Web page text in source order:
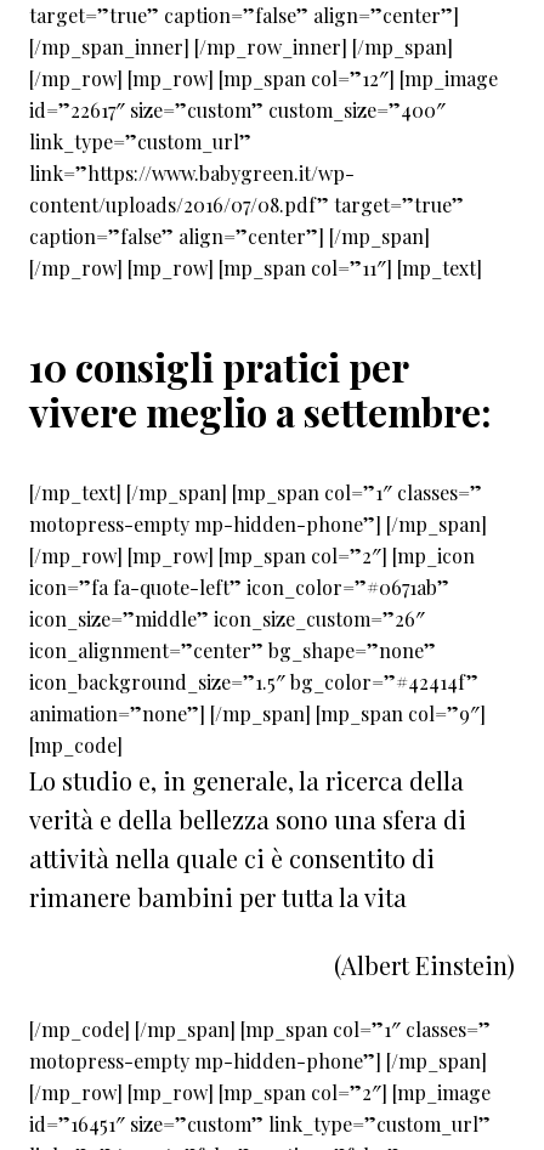
target=”true” caption=”false” align=”center”]
[/mp_span_inner] [/mp_row_inner] [/mp_span]
[/mp_row] [mp_row] [mp_span col=”12″] [mp_image
id=”22617″ size=”custom” custom_size=”400″
link_type=”custom_url”
link=”https://www.babygreen.it/wp-
content/uploads/2016/07/08.pdf” target=”true”
caption=”false” align=”center”] [/mp_span]
[/mp_row] [mp_row] [mp_span col=”11″] [mp_text]
10 consigli pratici per
vivere meglio a settembre:
[/mp_text] [/mp_span] [mp_span col=”1″ classes=”
motopress-empty mp-hidden-phone”] [/mp_span]
[/mp_row] [mp_row] [mp_span col=”2″] [mp_icon
icon=”fa fa-quote-left” icon_color=”#0671ab”
icon_size=”middle” icon_size_custom=”26″
icon_alignment=”center” bg_shape=”none”
icon_background_size=”1.5″ bg_color=”#42414f”
animation=”none”] [/mp_span] [mp_span col=”9″]
[mp_code]
Lo studio e, in generale, la ricerca della
verità e della bellezza sono una sfera di
attività nella quale ci è consentito di
rimanere bambini per tutta la vita
(Albert Einstein)
[/mp_code] [/mp_span] [mp_span col=”1″ classes=”
motopress-empty mp-hidden-phone”] [/mp_span]
[/mp_row] [mp_row] [mp_span col=”2″] [mp_image
id=”16451″ size=”custom” link_type=”custom_url”